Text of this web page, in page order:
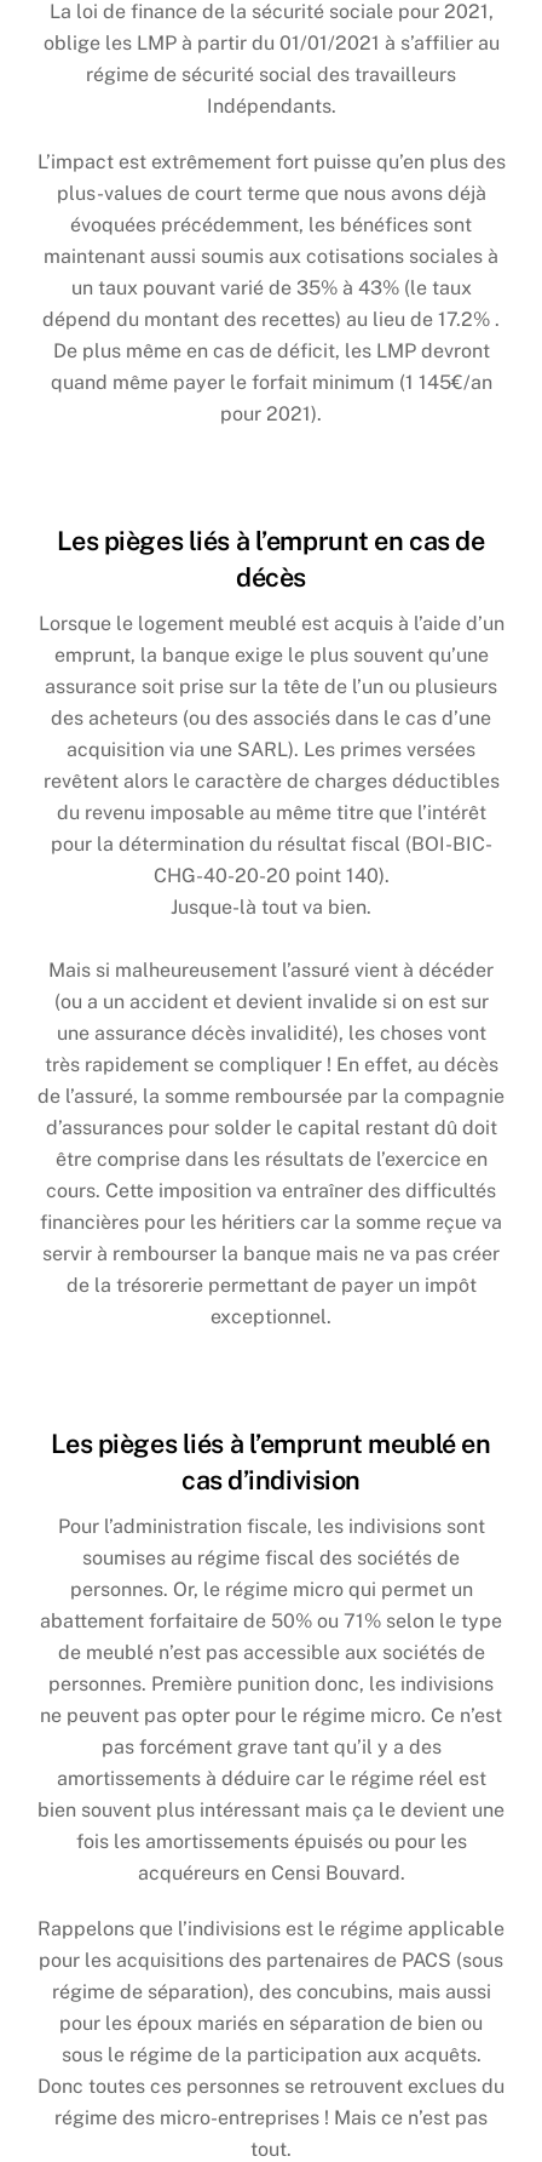
La loi de finance de la sécurité sociale pour 2021,
oblige les LMP à partir du 01/01/2021 à s’affilier au
régime de sécurité social des travailleurs
Indépendants.
L’impact est extrêmement fort puisse qu’en plus des
plus-values de court terme que nous avons déjà
évoquées précédemment, les bénéfices sont
maintenant aussi soumis aux cotisations sociales à
un taux pouvant varié de 35% à 43% (le taux
dépend du montant des recettes) au lieu de 17.2% .
De plus même en cas de déficit, les LMP devront
quand même payer le forfait minimum (1 145€/an
pour 2021).
Les pièges liés à l’emprunt en cas de
décès
Lorsque le logement meublé est acquis à l’aide d’un
emprunt, la banque exige le plus souvent qu’une
assurance soit prise sur la tête de l’un ou plusieurs
des acheteurs (ou des associés dans le cas d’une
acquisition via une SARL). Les primes versées
revêtent alors le caractère de charges déductibles
du revenu imposable au même titre que l’intérêt
pour la détermination du résultat fiscal (BOI-BIC-
CHG-40-20-20 point 140).
Jusque-là tout va bien.
Mais si malheureusement l’assuré vient à décéder
(ou a un accident et devient invalide si on est sur
une assurance décès invalidité), les choses vont
très rapidement se compliquer ! En effet, au décès
de l’assuré, la somme remboursée par la compagnie
d’assurances pour solder le capital restant dû doit
être comprise dans les résultats de l’exercice en
cours. Cette imposition va entraîner des difficultés
financières pour les héritiers car la somme reçue va
servir à rembourser la banque mais ne va pas créer
de la trésorerie permettant de payer un impôt
exceptionnel.
Les pièges liés à l’emprunt meublé en
cas d’indivision
Pour l’administration fiscale, les indivisions sont
soumises au régime fiscal des sociétés de
personnes. Or, le régime micro qui permet un
abattement forfaitaire de 50% ou 71% selon le type
de meublé n’est pas accessible aux sociétés de
personnes. Première punition donc, les indivisions
ne peuvent pas opter pour le régime micro. Ce n’est
pas forcément grave tant qu’il y a des
amortissements à déduire car le régime réel est
bien souvent plus intéressant mais ça le devient une
fois les amortissements épuisés ou pour les
acquéreurs en Censi Bouvard.
Rappelons que l’indivisions est le régime applicable
pour les acquisitions des partenaires de PACS (sous
régime de séparation), des concubins, mais aussi
pour les époux mariés en séparation de bien ou
sous le régime de la participation aux acquêts.
Donc toutes ces personnes se retrouvent exclues du
régime des micro-entreprises ! Mais ce n’est pas
tout.